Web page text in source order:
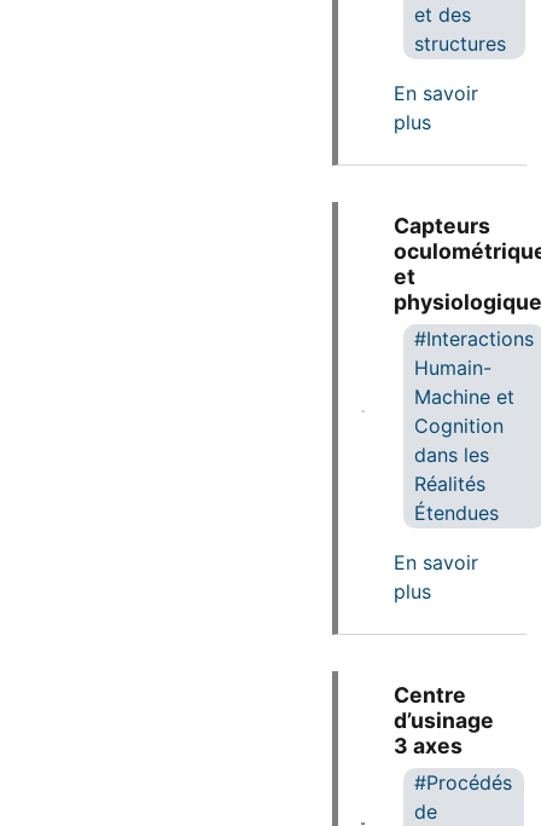
et des
structures
En savoir
plussur Banc
Capteurs
et
Interactions
Humain-
Machine et
Cognition
dans les
Réalités
Étendues
En savoir
plussur
Centre
d’usinage
3 axes​
Procédés
de